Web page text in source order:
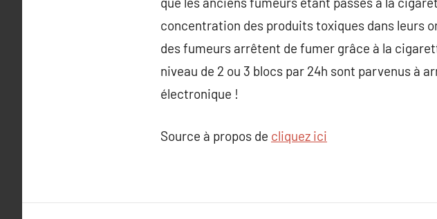
concentration des produits toxiques dans leurs
des fumeurs arrêtent de fumer grâce à la
niveau de 2 ou 3 blocs par 24h sont parvenus
électronique !
Source à propos de cliquez ici